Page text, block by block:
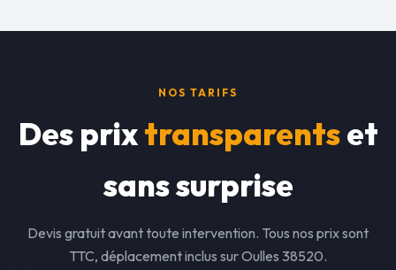
NOS TARIFS
Des prixtransparentset
sans surprise
Devis gratuit avant toute intervention. Tous nos prix sont
TTC, déplacement inclus sur Oulles 38520.